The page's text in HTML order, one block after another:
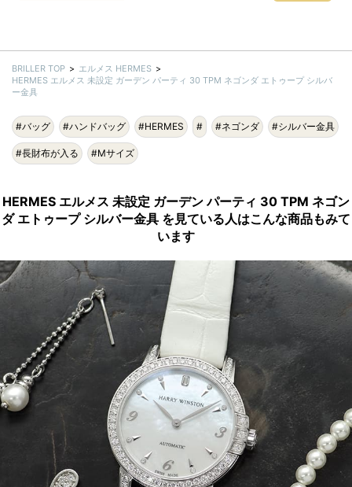
BRILLER TOP
エルメス HERMES
HERMES エルメス 未設定 ガーデン パーティ 30 TPM ネゴンダ エトゥープ シルバ
ー金具
#バッグ #ハンドバッグ #HERMES # #ネゴンダ #シルバー金具
#長財布が入る #Mサイズ
HERMES エルメス 未設定 ガーデン パーティ 30 TPM ネゴン
ダ エトゥープ シルバー金具 を見ている人はこんな商品もみて
います